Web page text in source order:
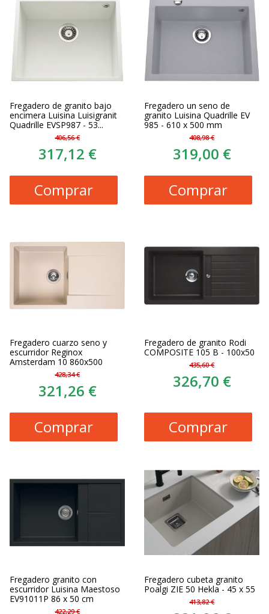
Fregadero de granito bajo
encimera Luisina Luisigranit
Quadrille EVSP987 - 53...
406,56 €
317,12 €
Comprar
Fregadero un seno de
granito Luisina Quadrille EV
985 - 610 x 500 mm
408,98 €
319,00 €
Comprar
Fregadero cuarzo seno y
escurridor Reginox
Amsterdam 10 860x500
428,34 €
321,26 €
Comprar
Fregadero de granito Rodi
COMPOSITE 105 B - 100x50
435,60 €
326,70 €
Comprar
Fregadero granito con
escurridor Luisina Maestoso
EV91011P 86 x 50 cm
422,29 €
Fregadero cubeta granito
Poalgi ZIE 50 Hekla - 45 x 55
413,82 €